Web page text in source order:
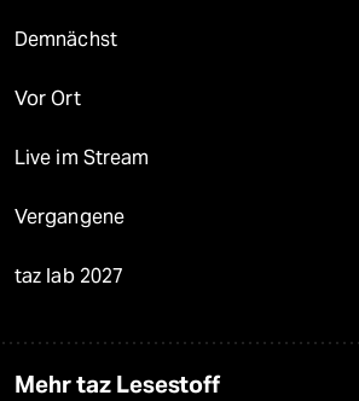
Demnächst
Vor Ort
Live im Stream
Vergangene
taz lab 2027
Mehr taz Lesestoff